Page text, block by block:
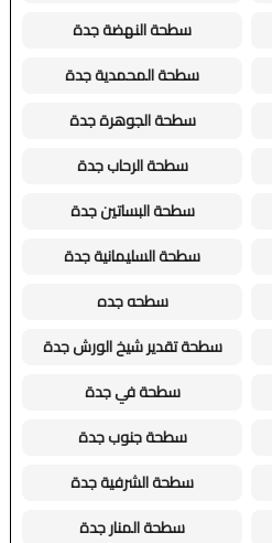
سطحة النهضة جدة
سطحة المحمدية جدة
سطحة الجوهرة جدة
سطحة الرحاب جدة
سطحة البساتين جدة
سطحة السليمانية جدة
سطحه جده
سطحة تقدير شيخ الورش جدة
سطحة في جدة
سطحة جنوب جدة
سطحة الشرفية جدة
سطحة المنار جدة